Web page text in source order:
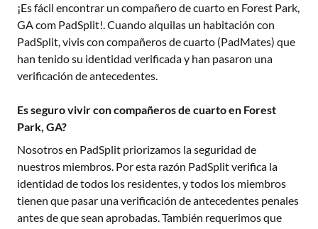
¡Es fácil encontrar un compañero de cuarto en Forest Park,
GAcom PadSplit!. Cuando alquilas un habitación con
PadSplit, vivis con compañeros de cuarto (PadMates) que
han tenido su identidad verificada y han pasaron una
verificación de antecedentes.
Es seguro vivir con compañeros de cuarto en Forest
Park, GA?
Nosotros en PadSplit priorizamos la seguridad de
nuestros miembros. Por esta razón PadSplit verifica la
identidad de todos los residentes, y todos los miembros
tienen que pasar una verificación de antecedentes penales
antes de que sean aprobadas. También requerimos que